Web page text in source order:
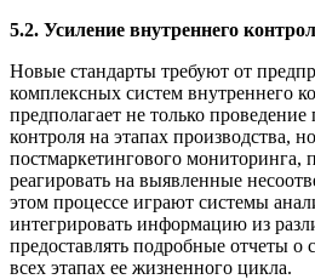
5.2. Усиление внутреннего
Новые стандарты требуют от
комплексных систем внутреннего
предполагает не только проведение
контроля на этапах производства,
постмаркетингового мониторинга,
реагировать на выявленные
этом процессе играют системы
интегрировать информацию из
предоставлять подробные отчеты о
всех этапах ее жизненного цикла.